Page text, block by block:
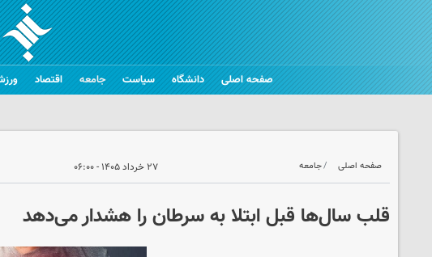
صفحه اصلی دانشگاه سیاست جامعه اقتصاد
صفحه اصلی جامعه ۲۷ خرداد ۱۴۰۵ - ۰۶:۰۰
قلب سال‌ها قبل ابتلا به سرطان را هشدار می‌دهد